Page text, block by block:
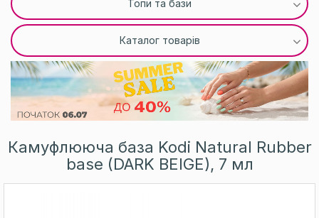
Топи та бази
Каталог товарів
Камуфлююча база Kodi Natural Rubber
base (DARK BEIGE), 7 мл